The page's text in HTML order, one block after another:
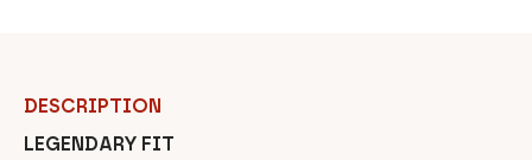
DESCRIPTION
LEGENDARY FIT